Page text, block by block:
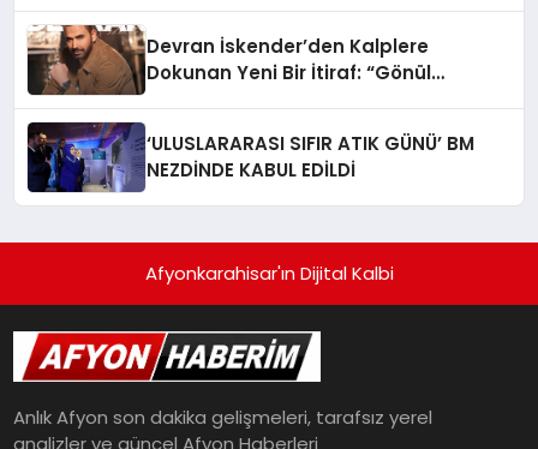
Devran İskender’den Kalplere
Dokunan Yeni Bir İtiraf: “Gönül
‘ULUSLARARASI SIFIR ATIK GÜNÜ’ BM
NEZDİNDE KABUL EDİLDİ
Afyonkarahisar'ın Dijital Kalbi
Anlık Afyon son dakika gelişmeleri, tarafsız yerel
analizler ve güncel Afyon Haberleri